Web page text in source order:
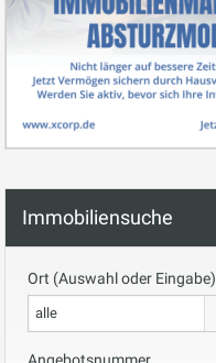
Immobiliensuche
Ort (Auswahl oder Eingabe)
alle
Angebotsnummer